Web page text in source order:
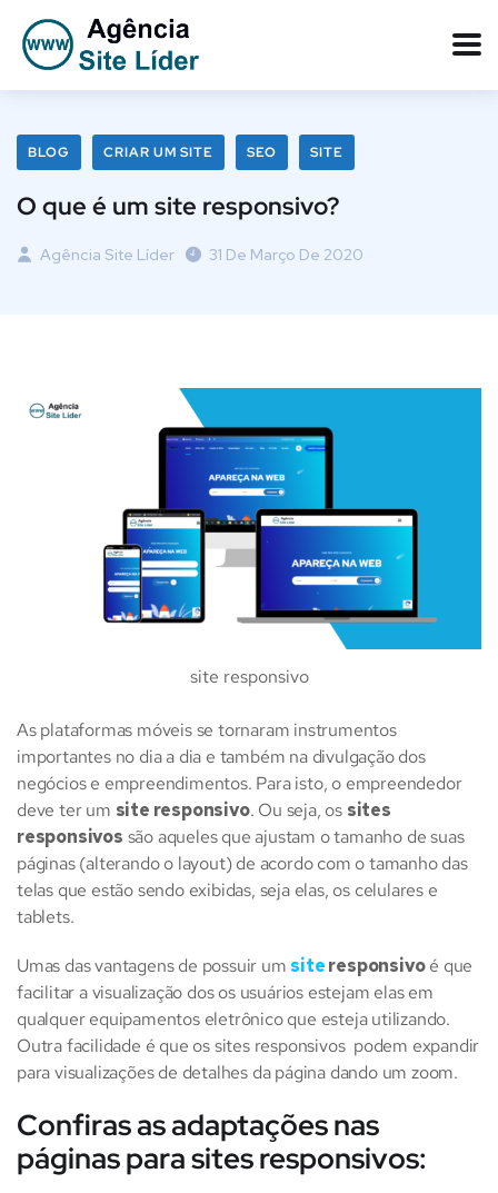
BLOG CRIAR UM SITE SEO SITE
O que é um site responsivo?
Agência Site Líder 31 De Março De 2020
site responsivo
As plataformas móveis se tornaram instrumentos
importantes no dia a dia e também na divulgação dos
negócios e empreendimentos. Para isto, o empreendedor
deve ter um site responsivo. Ou seja, os sites
responsivos são aqueles que ajustam o tamanho de suas
páginas (alterando o layout) de acordo com o tamanho das
telas que estão sendo exibidas, seja elas, os celulares e
tablets.
Umas das vantagens de possuir um siteresponsivoé que
facilitar a visualização dos os usuários estejam elas em
qualquer equipamentos eletrônico que esteja utilizando.
Outra facilidade é que os sites responsivos podem expandir
para visualizações de detalhes da página dando um zoom.
Confiras as adaptações nas
páginas para sites responsivos: